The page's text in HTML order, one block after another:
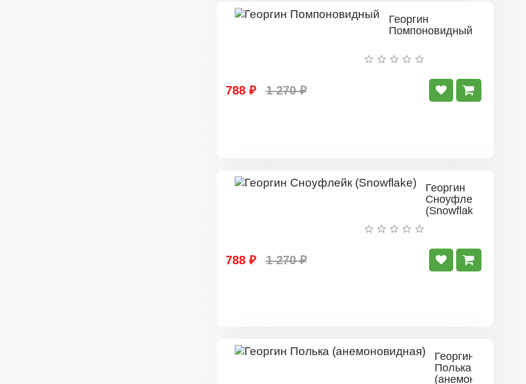
Георгин
Помпоновидный
788 ₽ 1 270 ₽
Георгин
Сноуфлейк
(Snowflake)
788 ₽ 1 270 ₽
Георгин
Полька
(анемоновидная)